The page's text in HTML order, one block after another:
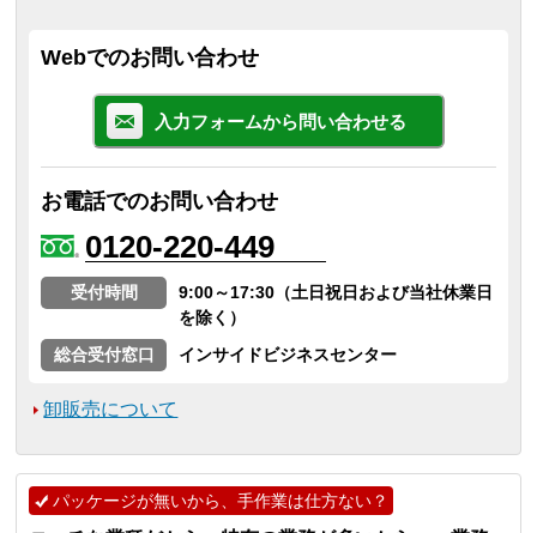
Webでのお問い合わせ
入力フォームから問い合わせる
お電話でのお問い合わせ
0120-220-449
受付時間
9:00～17:30（土日祝日および当社休業日
を除く）
総合受付窓口
インサイドビジネスセンター
卸販売について
パッケージが無いから、手作業は仕方ない？